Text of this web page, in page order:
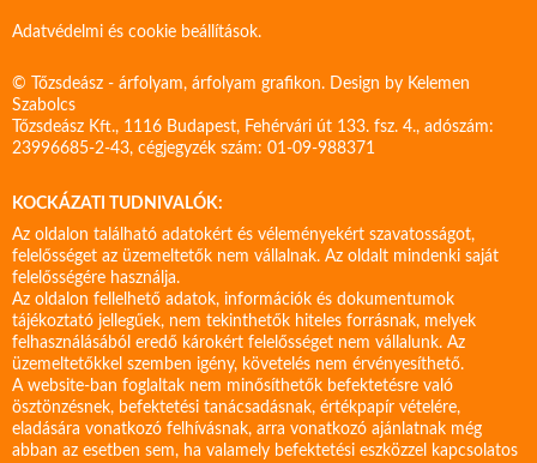
Adatvédelmi és cookie beállítások.
© Tőzsdeász - árfolyam, árfolyam grafikon. Design by Kelemen
Szabolcs
Tőzsdeász Kft., 1116 Budapest, Fehérvári út 133. fsz. 4., adószám:
23996685-2-43, cégjegyzék szám: 01-09-988371
KOCKÁZATI TUDNIVALÓK:
Az oldalon található adatokért és véleményekért szavatosságot,
felelősséget az üzemeltetők nem vállalnak. Az oldalt mindenki saját
felelősségére használja.
Az oldalon fellelhető adatok, információk és dokumentumok
tájékoztató jellegűek, nem tekinthetők hiteles forrásnak, melyek
felhasználásából eredő károkért felelősséget nem vállalunk. Az
üzemeltetőkkel szemben igény, követelés nem érvényesíthető.
A website-ban foglaltak nem minősíthetők befektetésre való
ösztönzésnek, befektetési tanácsadásnak, értékpapír vételére,
eladására vonatkozó felhívásnak, arra vonatkozó ajánlatnak még
abban az esetben sem, ha valamely befektetési eszközzel kapcsolatos